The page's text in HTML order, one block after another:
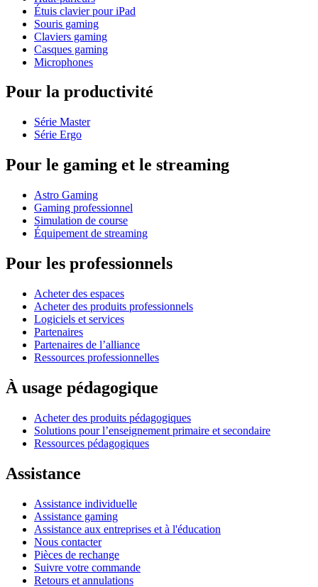
Étuis clavier pour iPad
Souris gaming
Claviers gaming
Casques gaming
Microphones
Pour la productivité
Série Master
Série Ergo
Pour le gaming et le streaming
Astro Gaming
Gaming professionnel
Simulation de course
Équipement de streaming
Pour les professionnels
Acheter des espaces
Acheter des produits professionnels
Logiciels et services
Partenaires
Partenaires de l’alliance
Ressources professionnelles
À usage pédagogique
Acheter des produits pédagogiques
Solutions pour l’enseignement primaire et secondaire
Ressources pédagogiques
Assistance
Assistance individuelle
Assistance gaming
Assistance aux entreprises et à l'éducation
Nous contacter
Pièces de rechange
Suivre votre commande
Retours et annulations